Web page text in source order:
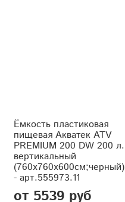
Ёмкость пластиковая
пищевая Акватек ATV
PREMIUM 200 DW 200 л.
вертикальный
(760x760x600см;черный)
- арт.555973.11
от 5539 руб